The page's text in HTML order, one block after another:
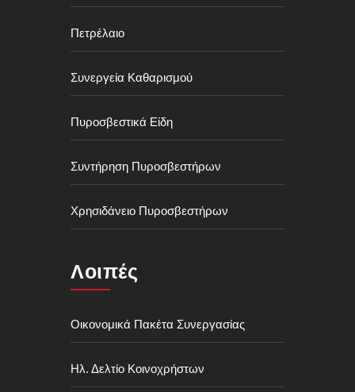
Πετρέλαιο
Συνεργεία Καθαρισμού
Πυροσβεστικά Είδη
Συντήρηση Πυροσβεστήρων
Χρησιδάνειο Πυροσβεστήρων
Λοιπές
Οικονομικά Πακέτα Συνεργασίας
Ηλ. Δελτίο Κοινοχρήστων